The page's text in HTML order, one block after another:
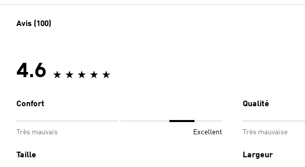
Avis (100)
4.6
Confort
Très mauvais Excellent
Qualité
Très mauvaise
Taille Largeur